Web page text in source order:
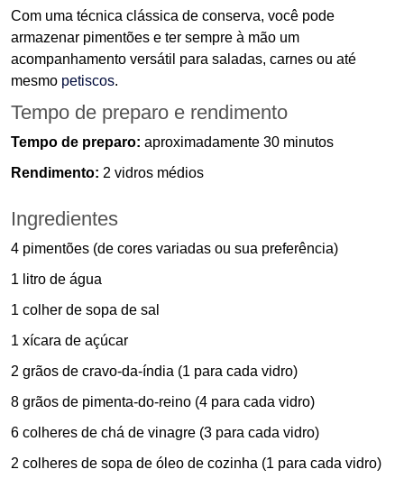
Com uma técnica clássica de conserva, você pode
armazenar pimentões e ter sempre à mão um
acompanhamento versátil para saladas, carnes ou até
mesmo petiscos.
Tempo de preparo e rendimento
Tempo de preparo: aproximadamente 30 minutos
Rendimento: 2 vidros médios
Ingredientes
4 pimentões (de cores variadas ou sua preferência)
1 litro de água
1 colher de sopa de sal
1 xícara de açúcar
2 grãos de cravo-da-índia (1 para cada vidro)
8 grãos de pimenta-do-reino (4 para cada vidro)
6 colheres de chá de vinagre (3 para cada vidro)
2 colheres de sopa de óleo de cozinha (1 para cada vidro)